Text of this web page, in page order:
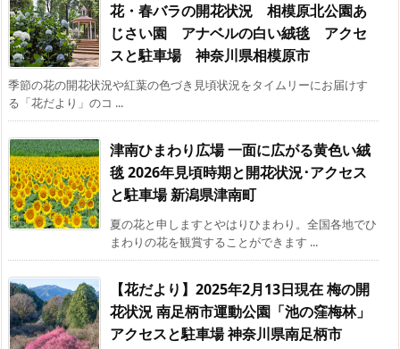
花・春バラの開花状況 相模原北公園あ
じさい園 アナベルの白い絨毯 アクセ
スと駐車場 神奈川県相模原市
季節の花の開花状況や紅葉の色づき見頃状況をタイムリーにお届けす
る「花だより」のコ ...
津南ひまわり広場 一面に広がる黄色い絨
毯 2026年見頃時期と開花状況･アクセス
と駐車場 新潟県津南町
夏の花と申しますとやはりひまわり。全国各地でひ
まわりの花を観賞することができます ...
【花だより】2025年2月13日現在 梅の開
花状況 南足柄市運動公園「池の窪梅林」
アクセスと駐車場 神奈川県南足柄市